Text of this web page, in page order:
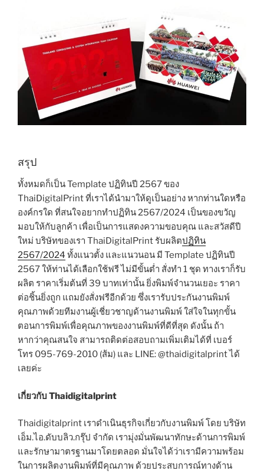
สรุป
ทั้งหมดก็เป็น Template ปฏิทินปี 2567 ของ
ThaiDigitalPrint ที่เราได้นำมาให้ดูเป็นอย่าง หากท่านใดหรือ
องค์กรใด ที่สนใจอยากทำปฏิทิน 2567/2024 เป็นของขวัญ
มอบให้กับลูกค้า เพื่อเป็นการแสดงความขอบคุณ และสวัสดีปี
ใหม่ บริษัทของเรา ThaiDigitalPrint รับผลิตปฏิทิน
2567/2024 ทั้งแนวตั้ง และแนวนอน มี Template ปฏิทินปี
2567 ให้ท่านได้เลือกใช้ฟรี ไม่มีขั้นต่ำ สั่งทำ 1 ชุด ทางเราก็รับ
ผลิต ราคาเริ่มต้นที่ 39 บาทเท่านั้น ยิ่งพิมพ์จำนวนเยอะ ราคา
ต่อชิ้นยิ่งถูก แถมยังสั่งฟรีอีกด้วย ซึ่งเรารับประกันงานพิมพ์
คุณภาพด้วยทีมงานผู้เชี่ยวชาญด้านงานพิมพ์ ใส่ใจในทุกขั้น
ตอนการพิมพ์เพื่อคุณภาพของงานพิมพ์ที่ดีที่สุด ดังนั้น ถ้า
หากว่าคุณสนใจ สามารถติดต่อสอบถามเพิ่มเติมได้ที่ เบอร์
โทร 095-769-2010 (ส้ม) และ LINE: @thaidigitalprint ได้
เลยค่ะ
เกี่ยวกับ Thaidigitalprint
Thaidigitalprint เราดำเนินธุรกิจเกี่ยวกับงานพิมพ์ โดย บริษัท
เอ็ม.ไอ.ดับบลิว.กรุ๊ป จำกัด เรามุ่งมั่นพัฒนาทักษะด้านการพิมพ์
และรักษามาตรฐานมาโดยตลอด มั่นใจได้ว่าเรามีความพร้อม
ในการผลิตงานพิมพ์ที่มีคุณภาพ ด้วยประสบการณ์ทางด้าน